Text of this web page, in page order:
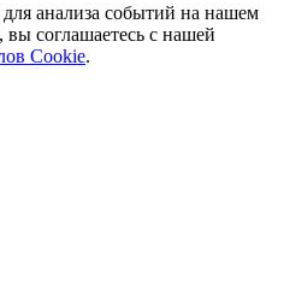
анализа событий на нашем
вы соглашаетесь с нашей
Cookie.